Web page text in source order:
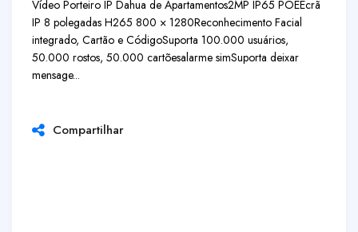
Vídeo Porteiro IP Dahua de Apartamentos2MP IP65 POEEcrã
IP 8 polegadas H265 800 × 1280Reconhecimento Facial
integrado, Cartão e CódigoSuporta 100.000 usuários,
50.000 rostos, 50.000 cartõesalarme simSuporta deixar
mensage...
Compartilhar